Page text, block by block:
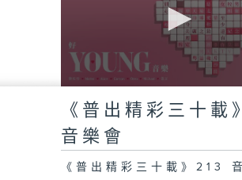
seconds
0
seconds
《普出精彩三十載
音樂會
《普出精彩三十載》213